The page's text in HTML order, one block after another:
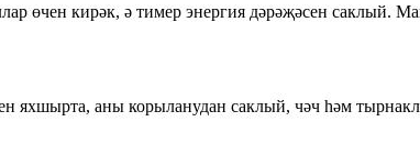
өчен кирәк, ә тимер энергия дәрәҗәсен саклый.
яхшырта, аны корыланудан саклый, чәч һәм